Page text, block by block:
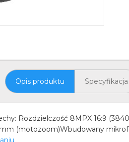
Opis produktu Specyfikacja
Rozdzielczość 8MPX 16:9
(motozoom)Wbudowany